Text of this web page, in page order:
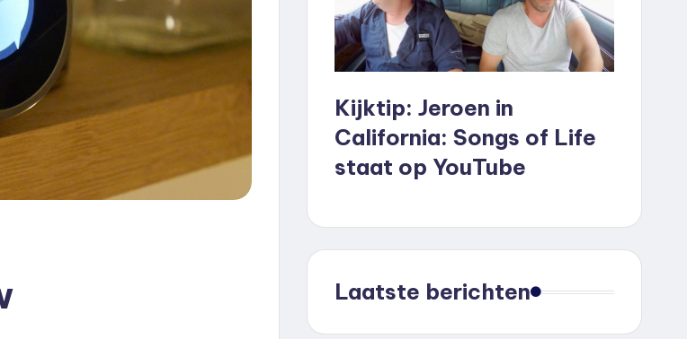
Kijktip: Jeroen in
California: Songs of Life
staat op YouTube
Laatste berichten